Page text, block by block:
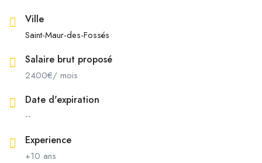
Ville
Saint-Maur-des-Fossés
Salaire brut proposé
2400€/ mois
Date d'expiration
--
Experience
+10 ans